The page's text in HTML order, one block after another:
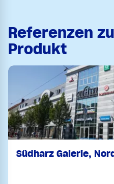
Referenzen
Produkt
Südharz Galerie,